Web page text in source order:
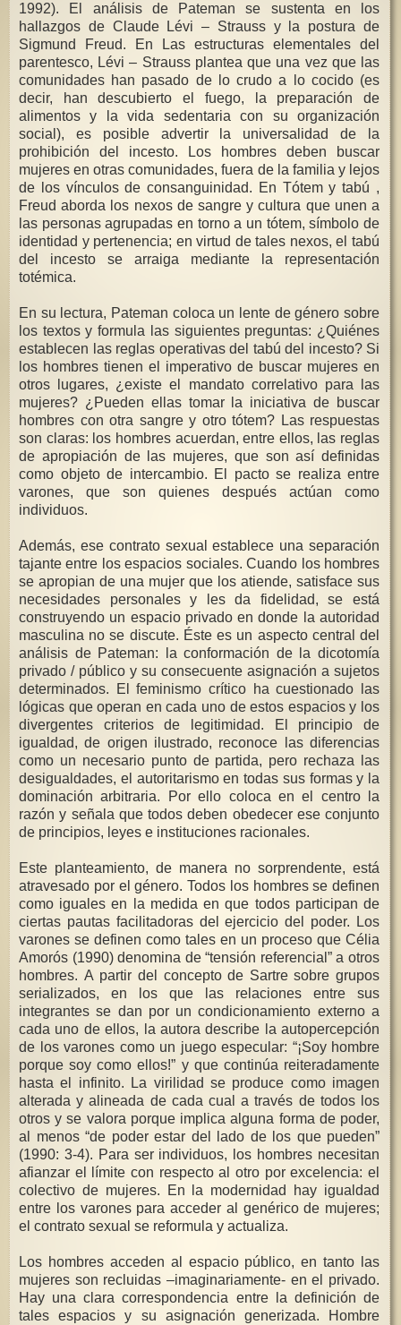
1992). El análisis de Pateman se sustenta en los
hallazgos de Claude Lévi – Strauss y la postura de
Sigmund Freud. En Las estructuras elementales del
parentesco, Lévi – Strauss plantea que una vez que las
comunidades han pasado de lo crudo a lo cocido (es
decir, han descubierto el fuego, la preparación de
alimentos y la vida sedentaria con su organización
social), es posible advertir la universalidad de la
prohibición del incesto. Los hombres deben buscar
mujeres en otras comunidades, fuera de la familia y lejos
de los vínculos de consanguinidad. En Tótem y tabú ,
Freud aborda los nexos de sangre y cultura que unen a
las personas agrupadas en torno a un tótem, símbolo de
identidad y pertenencia; en virtud de tales nexos, el tabú
del incesto se arraiga mediante la representación
totémica.
En su lectura, Pateman coloca un lente de género sobre
los textos y formula las siguientes preguntas: ¿Quiénes
establecen las reglas operativas del tabú del incesto? Si
los hombres tienen el imperativo de buscar mujeres en
otros lugares, ¿existe el mandato correlativo para las
mujeres? ¿Pueden ellas tomar la iniciativa de buscar
hombres con otra sangre y otro tótem? Las respuestas
son claras: los hombres acuerdan, entre ellos, las reglas
de apropiación de las mujeres, que son así definidas
como objeto de intercambio. El pacto se realiza entre
varones, que son quienes después actúan como
individuos.
Además, ese contrato sexual establece una separación
tajante entre los espacios sociales. Cuando los hombres
se apropian de una mujer que los atiende, satisface sus
necesidades personales y les da fidelidad, se está
construyendo un espacio privado en donde la autoridad
masculina no se discute. Éste es un aspecto central del
análisis de Pateman: la conformación de la dicotomía
privado / público y su consecuente asignación a sujetos
determinados. El feminismo crítico ha cuestionado las
lógicas que operan en cada uno de estos espacios y los
divergentes criterios de legitimidad. El principio de
igualdad, de origen ilustrado, reconoce las diferencias
como un necesario punto de partida, pero rechaza las
desigualdades, el autoritarismo en todas sus formas y la
dominación arbitraria. Por ello coloca en el centro la
razón y señala que todos deben obedecer ese conjunto
de principios, leyes e instituciones racionales.
Este planteamiento, de manera no sorprendente, está
atravesado por el género. Todos los hombres se definen
como iguales en la medida en que todos participan de
ciertas pautas facilitadoras del ejercicio del poder. Los
varones se definen como tales en un proceso que Célia
Amorós (1990) denomina de “tensión referencial” a otros
hombres. A partir del concepto de Sartre sobre grupos
serializados, en los que las relaciones entre sus
integrantes se dan por un condicionamiento externo a
cada uno de ellos, la autora describe la autopercepción
de los varones como un juego especular: “¡Soy hombre
porque soy como ellos!” y que continúa reiteradamente
hasta el infinito. La virilidad se produce como imagen
alterada y alineada de cada cual a través de todos los
otros y se valora porque implica alguna forma de poder,
al menos “de poder estar del lado de los que pueden”
(1990: 3-4). Para ser individuos, los hombres necesitan
afianzar el límite con respecto al otro por excelencia: el
colectivo de mujeres. En la modernidad hay igualdad
entre los varones para acceder al genérico de mujeres;
el contrato sexual se reformula y actualiza.
Los hombres acceden al espacio público, en tanto las
mujeres son recluidas –imaginariamente- en el privado.
Hay una clara correspondencia entre la definición de
tales espacios y su asignación generizada. Hombre